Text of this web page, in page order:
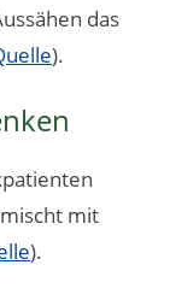
das
).
mit
).